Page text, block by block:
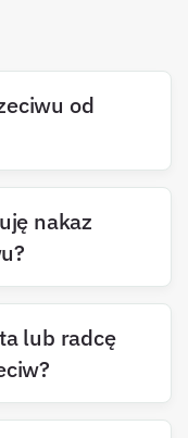
od
nakaz
lub radcę